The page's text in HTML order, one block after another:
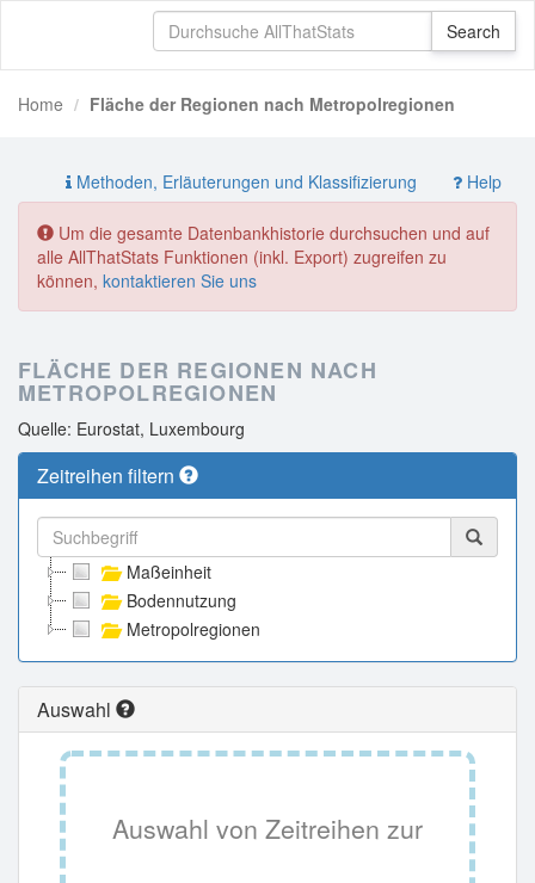
Home Fläche der Regionen nach Metropolregionen
Methoden, Erläuterungen und Klassifizierung Help
Um die gesamte Datenbankhistorie durchsuchen und auf
alle AllThatStats Funktionen (inkl. Export) zugreifen zu
können, kontaktieren Sie uns
FLÄCHE DER REGIONEN NACH
METROPOLREGIONEN
Quelle: Eurostat, Luxembourg
Zeitreihen filtern
Maßeinheit
Bodennutzung
Metropolregionen
Auswahl
Auswahl von Zeitreihen zur